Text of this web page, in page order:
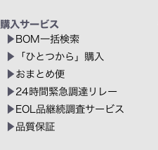
購入サービス
BOM一括検索
「ひとつから」購入
おまとめ便
24時間緊急調達リレー
EOL品継続調査サービス
品質保証